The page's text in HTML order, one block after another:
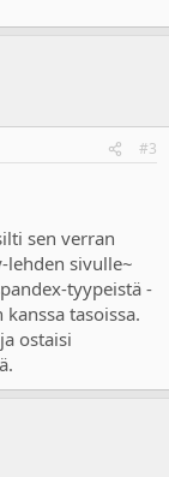
#3
sen verran
lehden sivulle~
tyypeistä -
tasoissa.
ostaisi